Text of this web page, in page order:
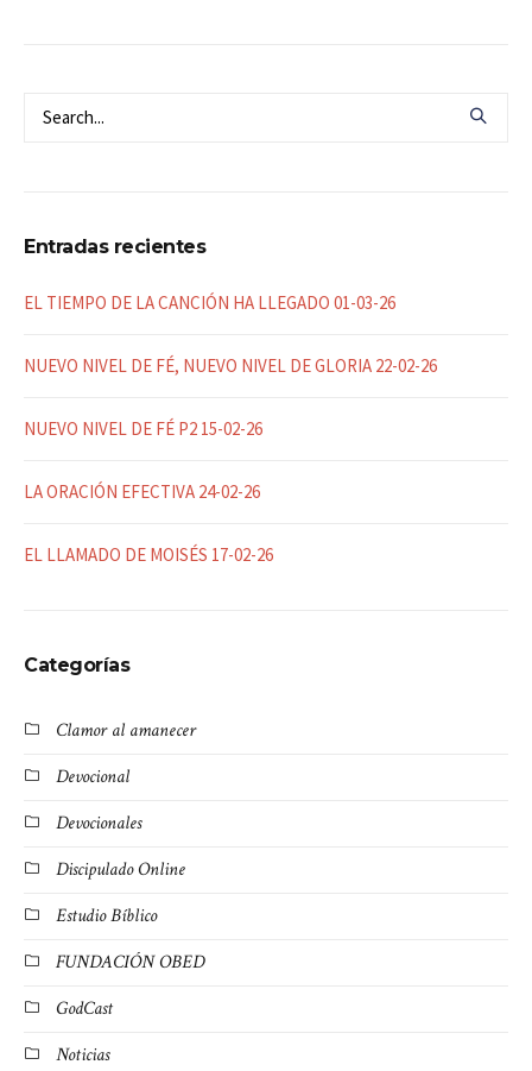
Entradas recientes
EL TIEMPO DE LA CANCIÓN HA LLEGADO 01-03-26
NUEVO NIVEL DE FÉ, NUEVO NIVEL DE GLORIA 22-02-26
NUEVO NIVEL DE FÉ P2 15-02-26
LA ORACIÓN EFECTIVA 24-02-26
EL LLAMADO DE MOISÉS 17-02-26
Categorías
Clamor al amanecer
Devocional
Devocionales
Discipulado Online
Estudio Bíblico
FUNDACIÓN OBED
GodCast
Noticias